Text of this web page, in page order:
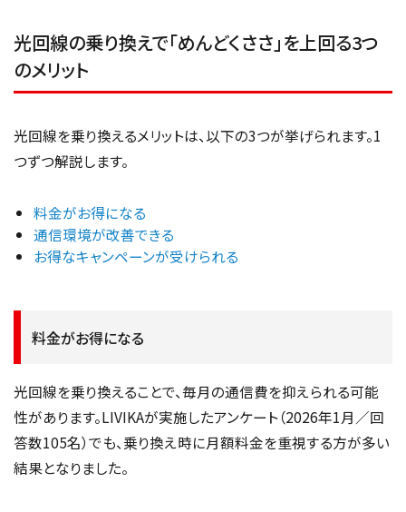
光回線の乗り換えで「めんどくささ」を上回る3つ
のメリット
光回線を乗り換えるメリットは、以下の3つが挙げられます。1
つずつ解説します。
料金がお得になる
通信環境が改善できる
お得なキャンペーンが受けられる
料金がお得になる
光回線を乗り換えることで、毎月の通信費を抑えられる可能
性があります。LIVIKAが実施したアンケート（2026年1月／回
答数105名）でも、乗り換え時に月額料金を重視する方が多い
結果となりました。